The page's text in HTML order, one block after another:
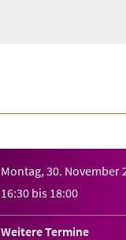
Montag, 30. November
16:30 bis 18:00
Weitere Termine